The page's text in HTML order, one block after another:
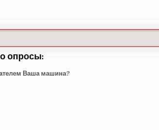
опросы:
Ваша машина?